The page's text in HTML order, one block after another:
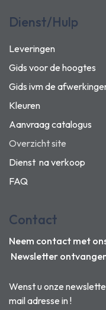
Dienst/Hulp
Leveringen
Gids voor de hoogtes
Gids ivm de
Kleuren
Aanvraag catalogus
Overzicht site
Dienst na verkoop
FAQ
Wenst u onze
mail adresse in !
Contact
Neem contact met
Newsletter